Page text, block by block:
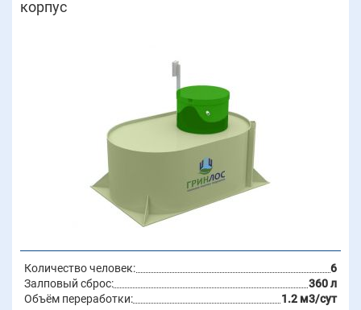
корпус
Количество человек:
6
Залповый сброс:
360 л
Объём переработки:
1.2 м3/сут